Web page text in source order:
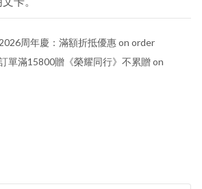
周年慶：滿額折抵優惠 on order
單滿15800贈《榮耀同行》不累贈 on